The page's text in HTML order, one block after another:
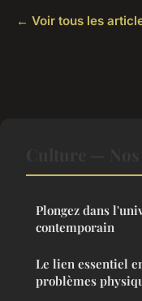
← Voir tous les
Plongez dans
contemporain
Le lien essentiel
problèmes